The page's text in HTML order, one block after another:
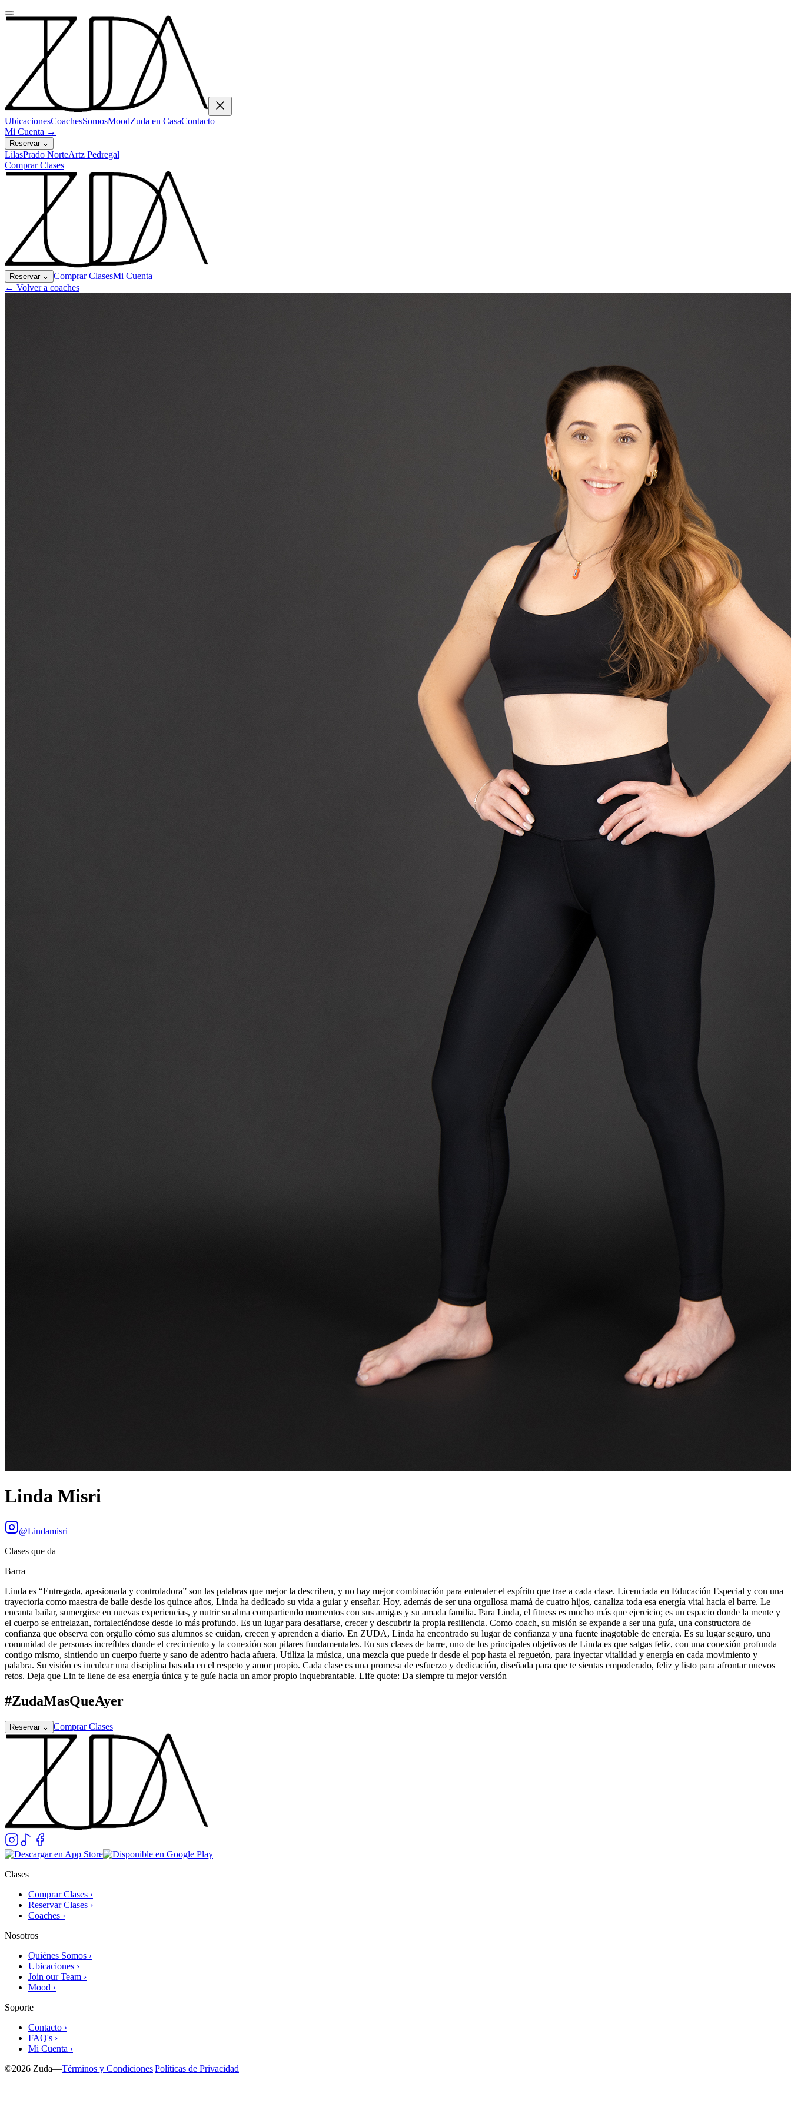
UbicacionesCoachesSomosMoodZuda en CasaContacto
Mi Cuenta →
Reservar ⌄
LilasPrado NorteArtz Pedregal
Comprar Clases
Reservar ⌄ Comprar ClasesMi Cuenta
← Volver a coaches
Linda Misri
@Lindamisri
Clases que da
Barra
Linda es “Entregada, apasionada y controladora” son las palabras que mejor la describen, y no hay mejor combinación para entender el espíritu que trae a cada clase. Licenciada en Educación Especial y con una
trayectoria como maestra de baile desde los quince años, Linda ha dedicado su vida a guiar y enseñar. Hoy, además de ser una orgullosa mamá de cuatro hijos, canaliza toda esa energía vital hacia el barre. Le
encanta bailar, sumergirse en nuevas experiencias, y nutrir su alma compartiendo momentos con sus amigas y su amada familia. Para Linda, el fitness es mucho más que ejercicio; es un espacio donde la mente y
el cuerpo se entrelazan, fortaleciéndose desde lo más profundo. Es un lugar para desafiarse, crecer y descubrir la propia resiliencia. Como coach, su misión se expande a ser una guía, una constructora de
confianza que observa con orgullo cómo sus alumnos se cuidan, crecen y aprenden a diario. En ZUDA, Linda ha encontrado su lugar de confianza y una fuente inagotable de energía. Es su lugar seguro, una
comunidad de personas increíbles donde el crecimiento y la conexión son pilares fundamentales. En sus clases de barre, uno de los principales objetivos de Linda es que salgas feliz, con una conexión profunda
contigo mismo, sintiendo un cuerpo fuerte y sano de adentro hacia afuera. Utiliza la música, una mezcla que puede ir desde el pop hasta el reguetón, para inyectar vitalidad y energía en cada movimiento y
palabra. Su visión es inculcar una disciplina basada en el respeto y amor propio. Cada clase es una promesa de esfuerzo y dedicación, diseñada para que te sientas empoderado, feliz y listo para afrontar nuevos
retos. Deja que Lin te llene de esa energía única y te guíe hacia un amor propio inquebrantable. Life quote: Da siempre tu mejor versión
#ZudaMasQueAyer
Reservar ⌄ Comprar Clases
Clases
Comprar Clases ›
Reservar Clases ›
Coaches ›
Nosotros
Quiénes Somos ›
Ubicaciones ›
Join our Team ›
Mood ›
Soporte
Contacto ›
FAQ's ›
Mi Cuenta ›
©2026 Zuda—Términos y Condiciones|Políticas de Privacidad